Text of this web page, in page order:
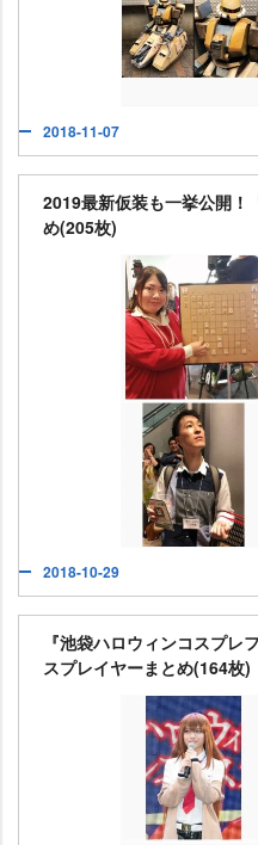
2018-11-07
2019最新仮装も一挙公開！
め(205枚)
2018-10-29
『池袋ハロウィンコスプレ
スプレイヤーまとめ(164枚)